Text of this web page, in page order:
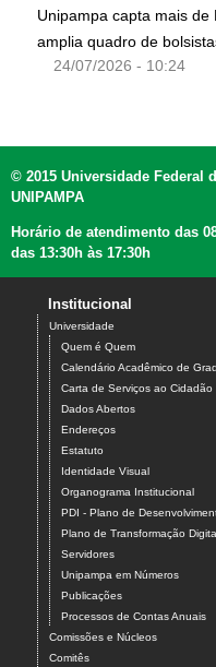
Unipampa capta mais
amplia quadro de
24/07/2026 - 10:24
© 2015 Universidade Federal
UNIPAMPA
Horário de atendimento das
das 13:30h às 17:30h
Institucional
Universidade
Quem é Quem
Calendário Acadêmico de
Carta de Serviços ao Cidadão
Dados Abertos
Endereços
Estatuto
Identidade Visual
Organograma Institucional
PDI - Plano de
Plano de Transformação
Servidores
Unipampa em Números
Publicações
Processos de Contas Anuais
Comissões e Núcleos
Comitês